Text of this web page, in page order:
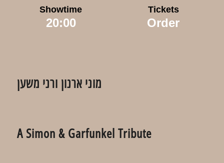
Showtime
20:00
Tickets
Order
מוני ארנון ורני משען
A Simon & Garfunkel Tribute